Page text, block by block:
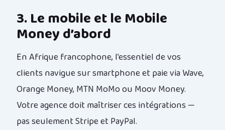
3. Le mobile et le Mobile
Money d’abord
En Afrique francophone, l’essentiel de vos
clients navigue sur smartphone et paie via Wave,
Orange Money, MTN MoMo ou Moov Money.
Votre agence doit maîtriser ces intégrations —
pas seulement Stripe et PayPal.